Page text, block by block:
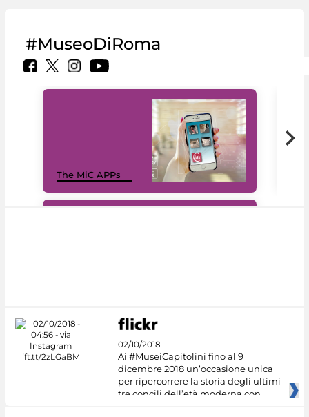
#MuseoDiRoma
The MiC APPs
02/10/2018
Ai #MuseiCapitolini fino al 9
dicembre 2018 un’occasione unica
per ripercorrere la storia degli ultimi
tre concili dell’età moderna con